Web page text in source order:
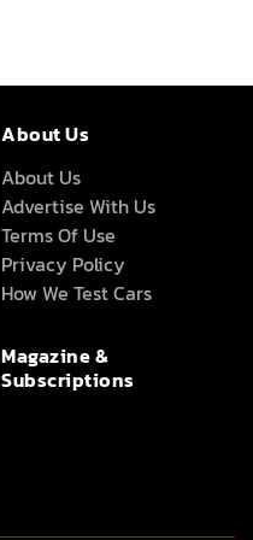
About Us
About Us
Advertise With Us
Terms Of Use
Privacy Policy
How We Test Cars
Magazine &
Subscriptions